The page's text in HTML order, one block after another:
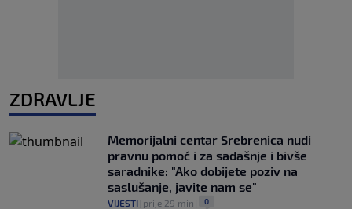
ZDRAVLJE
Memorijalni centar Srebrenica nudi
pravnu pomoć i za sadašnje i bivše
saradnike: "Ako dobijete poziv na
saslušanje, javite nam se"
VIJESTI prije 29 min 0